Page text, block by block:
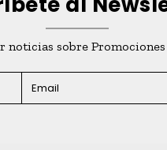
sobre Promociones